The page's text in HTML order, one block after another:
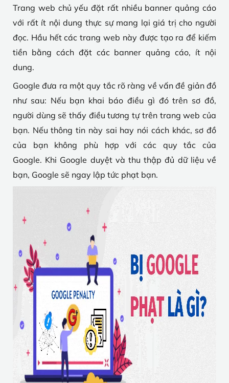
Trang web chủ yếu đặt rất nhiều banner quảng cáo
với rất ít nội dung thực sự mang lại giá trị cho người
đọc. Hầu hết các trang web này được tạo ra để kiếm
tiền bằng cách đặt các banner quảng cáo, ít nội
dung.
Google đưa ra một quy tắc rõ ràng về vấn đề giản đồ
như sau: Nếu bạn khai báo điều gì đó trên sơ đồ,
người dùng sẽ thấy điều tương tự trên trang web của
bạn. Nếu thông tin này sai hay nói cách khác, sơ đồ
của bạn không phù hợp với các quy tắc của
Google. Khi Google duyệt và thu thập đủ dữ liệu về
bạn, Google sẽ ngay lập tức phạt bạn.